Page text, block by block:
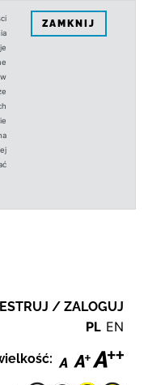
ZAMKNIJ
/ ZALOGUJ
PL EN